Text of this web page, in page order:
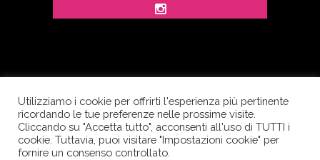
© Copyright Dolcezze di Ferrentino A. - P.IVA
IT02609400656 - Tutti i diritti riservati.
Corso Palatucci, 65 - 84013 Cava de’ Tirreni (SA) -
Utilizziamo i cookie per offrirti l'esperienza più pertinente
ricordando le tue preferenze nelle prossime visite.
Cliccando su "Accetta tutto", acconsenti all'uso di TUTTI i
cookie. Tuttavia, puoi visitare "Impostazioni cookie" per
fornire un consenso controllato.